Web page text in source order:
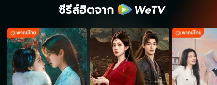
ซีรีส์ฮิตจาก